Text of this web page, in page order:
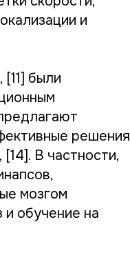
и
были
решения
В частности,
мозгом
и обучение на